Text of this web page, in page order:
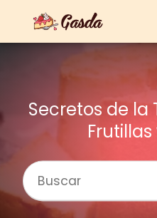
Secretos de la